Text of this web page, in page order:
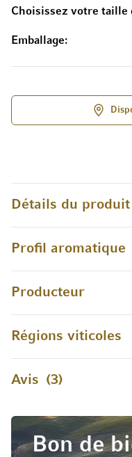
Choisissez votre taille
Emballage
Détails du produit
Profil aromatique
Producteur
Régions viticoles
Avis 3
Bon de